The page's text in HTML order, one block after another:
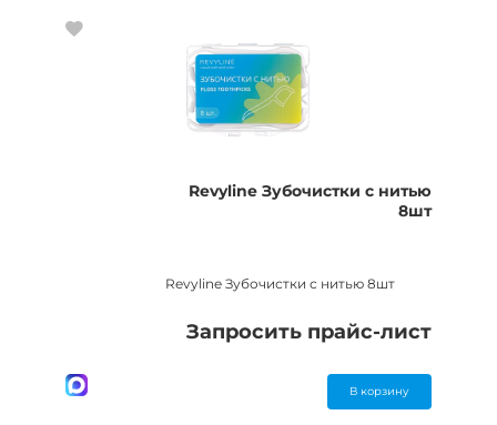
Revyline Зубочистки с нитью
8шт
Revyline Зубочистки с нитью 8шт
Запросить прайс-лист
В корзину